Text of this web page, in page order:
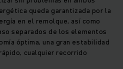
queda garantizada por la
en el remolque, así como
separados de los elementos
óptima, una gran estabilidad
cualquier recorrido